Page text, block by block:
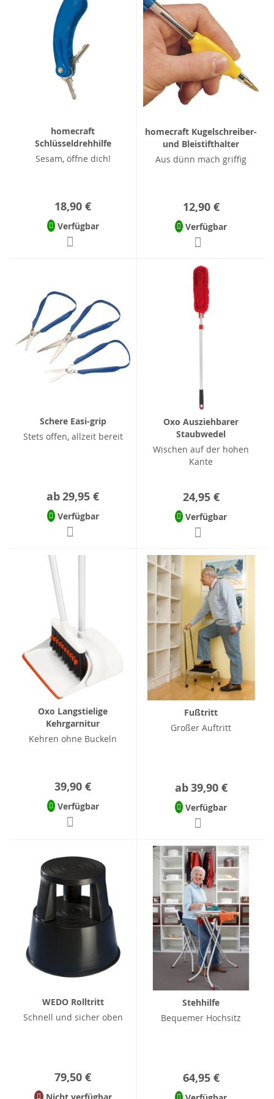
homecraft
Schlüsseldrehhilfe
Sesam, öffne dich!
18,90 €
Verfügbar
homecraft Kugelschreiber-
und Bleistifthalter
Aus dünn mach griffig
12,90 €
Verfügbar
Schere Easi-grip
Stets offen, allzeit bereit
ab29,95 €
Verfügbar
Oxo Ausziehbarer
Staubwedel
Wischen auf der hohen
Kante
24,95 €
Verfügbar
Oxo Langstielige
Kehrgarnitur
Kehren ohne Buckeln
39,90 €
Verfügbar
Fußtritt
Großer Auftritt
ab39,90 €
Verfügbar
WEDO Rolltritt
Schnell und sicher oben
79,50 €
Nicht verfügbar
Stehhilfe
Bequemer Hochsitz
64,95 €